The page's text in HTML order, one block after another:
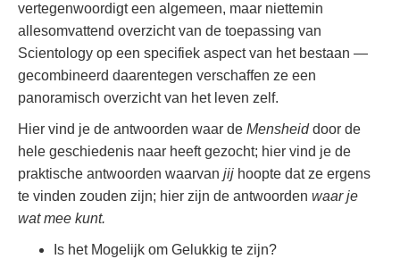
vertegenwoordigt een algemeen, maar niettemin
allesomvattend overzicht van de toepassing van
Scientology op een specifiek aspect van het bestaan —
gecombineerd daarentegen verschaffen ze een
panoramisch overzicht van het leven zelf.
Hier vind je de antwoorden waar de Mensheiddoor de
hele geschiedenis naar heeft gezocht; hier vind je de
praktische antwoorden waarvan jij hoopte dat ze ergens
te vinden zouden zijn; hier zijn de antwoorden waar je
wat mee kunt.
Is het Mogelijk om Gelukkig te zijn?